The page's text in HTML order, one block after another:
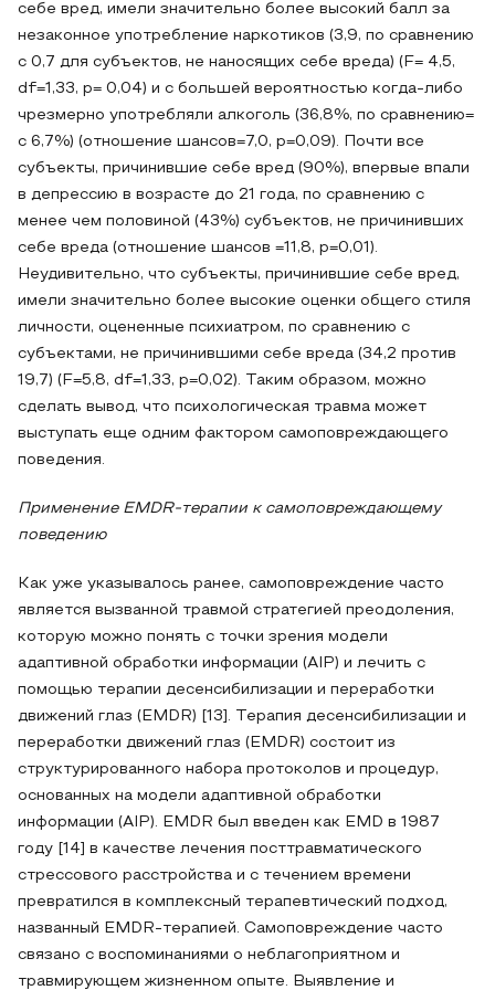
себе вред, имели значительно более высокий балл за
незаконное употребление наркотиков (3,9, по сравнению
с 0,7 для субъектов, не наносящих себе вреда) (F= 4,5,
df=1,33, p= 0,04) и с большей вероятностью когда-либо
чрезмерно употребляли алкоголь (36,8%, по сравнению=
с 6,7%) (отношение шансов=7,0, р=0,09). Почти все
субъекты, причинившие себе вред (90%), впервые впали
в депрессию в возрасте до 21 года, по сравнению с
менее чем половиной (43%) субъектов, не причинивших
себе вреда (отношение шансов =11,8, р=0,01).
Неудивительно, что субъекты, причинившие себе вред,
имели значительно более высокие оценки общего стиля
личности, оцененные психиатром, по сравнению с
субъектами, не причинившими себе вреда (34,2 против
19,7) (F=5,8, df=1,33, p=0,02). Таким образом, можно
сделать вывод, что психологическая травма может
выступать еще одним фактором самоповреждающего
поведения.
Применение EMDR-терапии к самоповреждающему
поведению
Как уже указывалось ранее, самоповреждение часто
является вызванной травмой стратегией преодоления,
которую можно понять с точки зрения модели
адаптивной обработки информации (AIP) и лечить с
помощью терапии десенсибилизации и переработки
движений глаз (EMDR) [13]. Терапия десенсибилизации и
переработки движений глаз (EMDR) состоит из
структурированного набора протоколов и процедур,
основанных на модели адаптивной обработки
информации (AIP). EMDR был введен как EMD в 1987
году [14] в качестве лечения посттравматического
стрессового расстройства и с течением времени
превратился в комплексный терапевтический подход,
названный EMDR-терапией. Самоповреждение часто
связано с воспоминаниями о неблагоприятном и
травмирующем жизненном опыте. Выявление и